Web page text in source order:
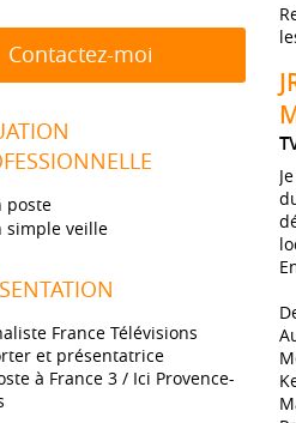
Contactez-moi
poste
simple veille
France Télévisions
et présentatrice
à France 3 / Ici Provence-